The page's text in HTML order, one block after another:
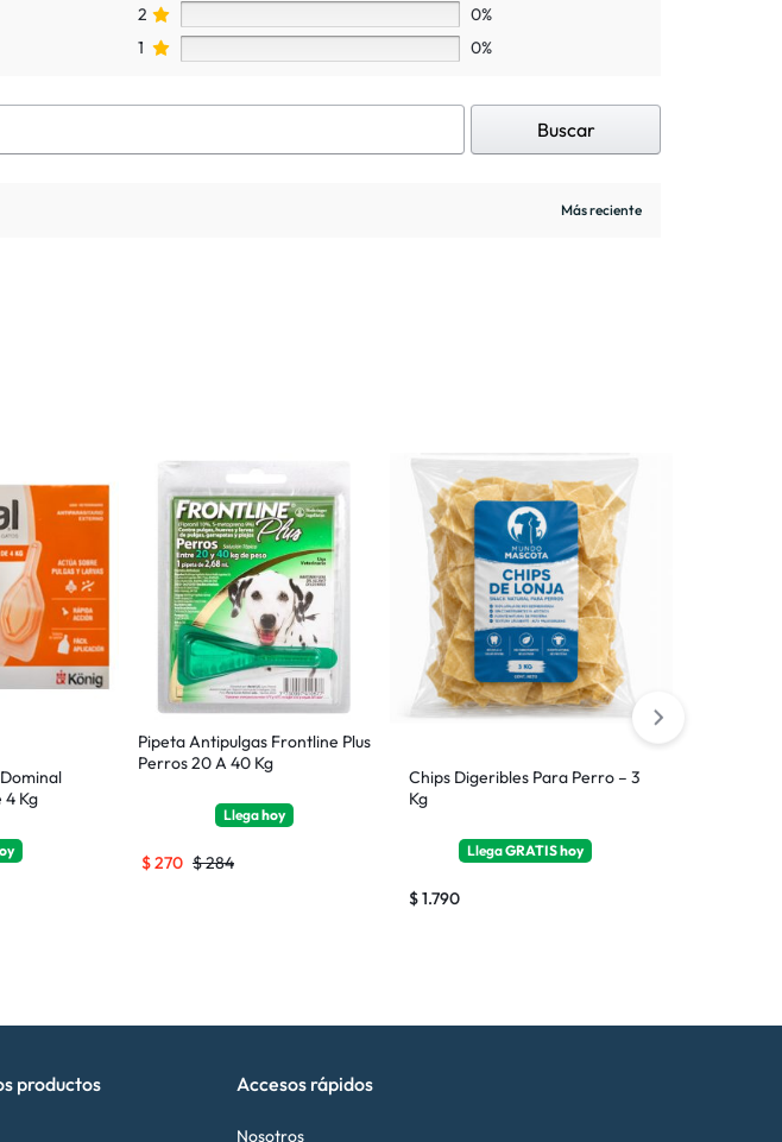
2
0%
1
0%
Buscar
4 Kg
Pipeta Antipulgas Frontline Plus
Perros 20 A 40 Kg
Llegahoy
$284
$270
Chips Digeribles Para Perro – 3
Kg
LlegaGRATIShoy
$1.790
productos Accesos rápidos
Nosotros